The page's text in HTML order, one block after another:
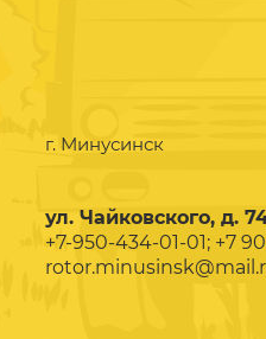
г. Минусинск
ул. Чайковского, д.
+7-950-434-01-01; +7